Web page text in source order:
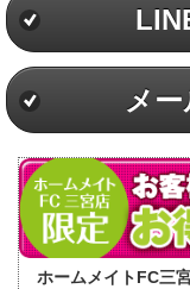
メ
ホームメイトFC三